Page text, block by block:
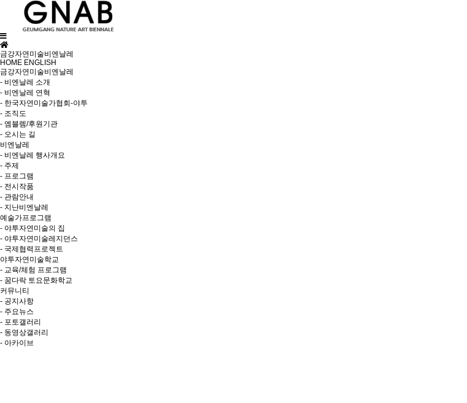
금강자연미술비엔날레
HOME ENGLISH
금강자연미술비엔날레
- 비엔날레 소개
- 비엔날레 연혁
- 한국자연미술가협회-야투
- 조직도
- 엠블렘/후원기관
- 오시는 길
비엔날레
- 비엔날레 행사개요
- 주제
- 프로그램
- 전시작품
- 관람안내
- 지난비엔날레
예술가프로그램
- 야투자연미술의 집
- 야투자연미술레지던스
- 국제협력프로젝트
야투자연미술학교
- 교육/체험 프로그램
- 꿈다락 토요문화학교
커뮤니티
- 공지사항
- 주요뉴스
- 포토갤러리
- 동영상갤러리
- 아카이브